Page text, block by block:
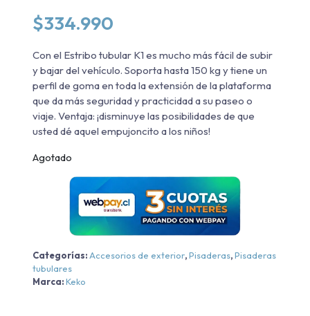
$334.990
Con el Estribo tubular K1 es mucho más fácil de subir
y bajar del vehículo. Soporta hasta 150 kg y tiene un
perfil de goma en toda la extensión de la plataforma
que da más seguridad y practicidad a su paseo o
viaje. Ventaja: ¡disminuye las posibilidades de que
usted dé aquel empujoncito a los niños!
Agotado
Categorías:Accesorios de exterior,Pisaderas,Pisaderas
tubulares
Marca:Keko